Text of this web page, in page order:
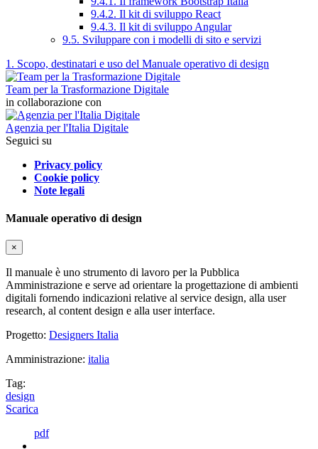
9.4.2. Il kit di sviluppo React
9.4.3. Il kit di sviluppo Angular
9.5. Sviluppare con i modelli di sito e servizi
1. Scopo, destinatari e uso del Manuale operativo di design
Team per la Trasformazione Digitale
in collaborazione con
Agenzia per l'Italia Digitale
Seguici su
Privacy policy
Cookie policy
Note legali
Manuale operativo di design
×
Il manuale è uno strumento di lavoro per la Pubblica
Amministrazione e serve ad orientare la progettazione di ambienti
digitali fornendo indicazioni relative al service design, alla user
research, al content design e alla user interface.
Progetto: Designers Italia
Amministrazione: italia
Tag:
design
Scarica
pdf